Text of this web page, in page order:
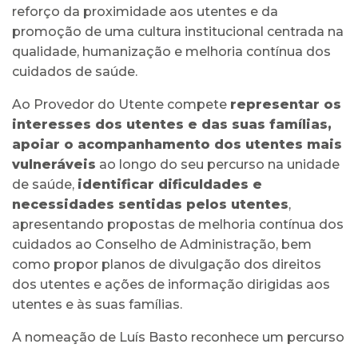
reforço da proximidade aos utentes e da
promoção de uma cultura institucional centrada na
qualidade, humanização e melhoria contínua dos
cuidados de saúde.
Ao Provedor do Utente compete representar os
interesses dos utentes e das suas famílias,
apoiar o acompanhamento dos utentes mais
vulneráveis ao longo do seu percurso na unidade
de saúde, identificar dificuldades e
necessidades sentidas pelos utentes,
apresentando propostas de melhoria contínua dos
cuidados ao Conselho de Administração, bem
como propor planos de divulgação dos direitos
dos utentes e ações de informação dirigidas aos
utentes e às suas famílias.
A nomeação de Luís Basto reconhece um percurso